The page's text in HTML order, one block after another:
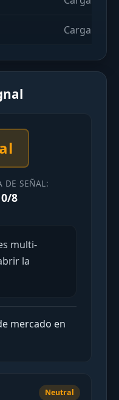
Cargando
DE SEÑAL:
0/8
multi-
la
mercado en
Neutral